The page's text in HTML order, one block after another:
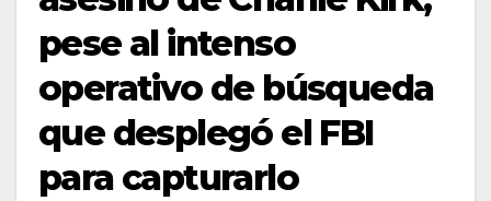
pese al intenso
operativo de búsqueda
que desplegó el FBI
para capturarlo